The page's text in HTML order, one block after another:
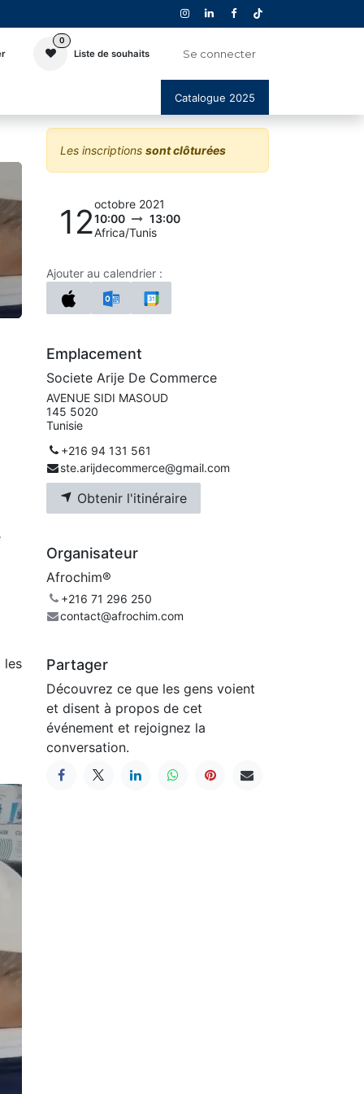
0
Liste de souhaits Se connecter
Catalogue 2025
les
Les inscriptions sont clôturées
12octobre 2021
10:00
13:00
Africa/Tunis
Ajouter au calendrier :
Emplacement
Societe Arije De Commerce
AVENUE SIDI MASOUD
145 5020
Tunisie
+216 94 131 561
ste.arijdecommerce@gmail.com
Obtenir l'itinéraire
Organisateur
Afrochim®
+216 71 296 250
contact@afrochim.com
Partager
Découvrez ce que les gens voient
et disent à propos de cet
événement et rejoignez la
conversation.